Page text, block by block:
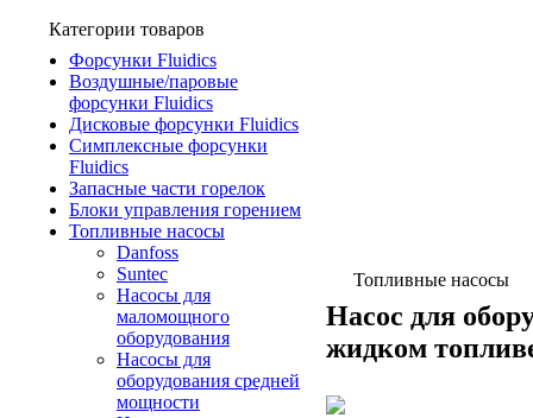
Категории товаров
Форсунки Fluidics
Воздушные/паровые
форсунки Fluidics
Дисковые форсунки Fluidics
Симплексные форсунки
Fluidics
Запасные части горелок
Блоки управления горением
Топливные насосы
Danfoss
Suntec
Насосы для
маломощного
оборудования
Насосы для
оборудования средней
мощности
Топливные насосы
Насос для
жидком